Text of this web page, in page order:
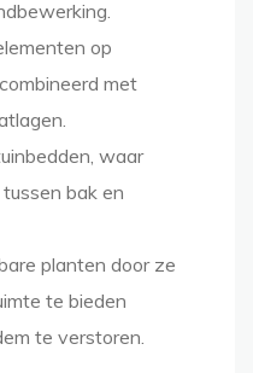
op
met
waar
bak en
planten door ze
te bieden
te verstoren.